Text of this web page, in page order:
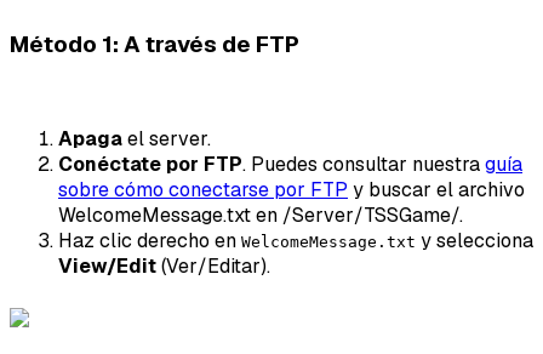
Método 1: A través de FTP
Apagael server.
Conéctate por FTP. Puedes consultar nuestraguía
sobre cómo conectarse por FTP y buscar el archivo
WelcomeMessage.txt en /Server/TSSGame/.
Haz clic derecho en WelcomeMessage.txt y selecciona
View/Edit(Ver/Editar).